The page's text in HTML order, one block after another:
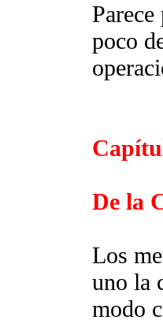
poco
De la
Los
uno la
modo